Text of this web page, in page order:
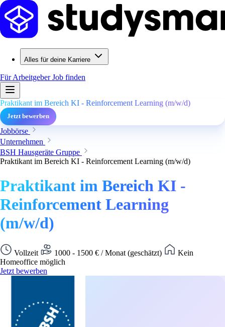
Alles für deine Karriere
Für ArbeitgeberJob finden
Praktikant im Bereich KI - Reinforcement Learning (m/w/d)
Jetzt bewerben
Jobbörse
Unternehmen
BSH Hausgeräte Gruppe
Praktikant im Bereich KI - Reinforcement Learning (m/w/d)
Praktikant im Bereich KI -
Reinforcement Learning
(m/w/d)
Vollzeit 1000 - 1500 € / Monat (geschätzt)
Kein
Homeoffice möglich
Jetzt bewerben